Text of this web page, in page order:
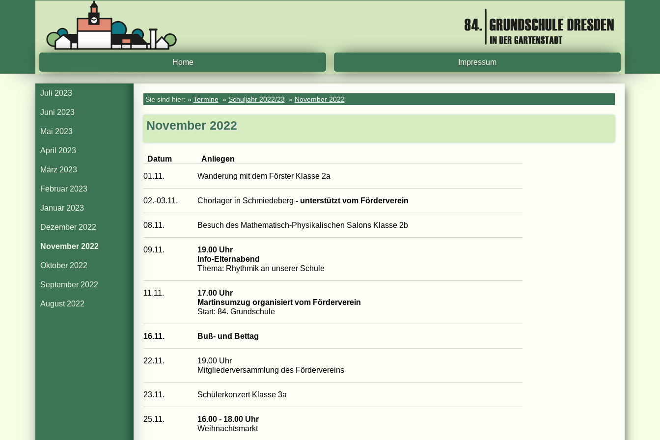
Home Impressum
Juli 2023
Juni 2023
Mai 2023
April 2023
März 2023
Februar 2023
Januar 2023
Dezember 2022
November 2022
Oktober 2022
September 2022
August 2022
Sie sind hier: » Termine » Schuljahr 2022/23 » November 2022
November 2022
Datum Anliegen
01.11. Wanderung mit dem Förster Klasse 2a
02.-03.11. Chorlager in Schmiedeberg - unterstützt vom Förderverein
08.11. Besuch des Mathematisch-Physikalischen Salons Klasse 2b
09.11.
19.00 Uhr
Info-Elternabend
Thema: Rhythmik an unserer Schule
11.11.
17.00 Uhr
Martinsumzug organisiert vom Förderverein
Start: 84. Grundschule
16.11. Buß- und Bettag
22.11.
19.00 Uhr
Mitgliederversammlung des Fördervereins
23.11. Schülerkonzert Klasse 3a
25.11.
16.00 - 18.00 Uhr
Weihnachtsmarkt